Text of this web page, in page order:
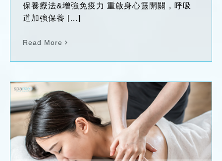
保養療法&增強免疫力 重啟身心靈開關，呼吸
道加強保養 […]
Read More
Sparkle Spa 新冠肺炎防疫作戰-全面消毒
安全提升 安心升級